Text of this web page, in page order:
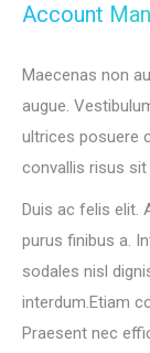
Account
Maecenas non
augue.
ultrices posuere
convallis risus
Duis ac felis elit.
purus finibus a.
sodales nisl
interdum.Etiam
Praesent nec